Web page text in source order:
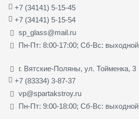
+7 (34141) 5-15-45
+7 (34141) 5-15-54
sp_glass@mail.ru
Пн-Пт: 8:00-17:00; Сб-Вс: выходной
г. Вятские-Поляны, ул. Тойменка, 3
+7 (83334) 3-87-37
vp@spartakstroy.ru
Пн-Пт: 9:00-18:00; Сб-Вс: выходной